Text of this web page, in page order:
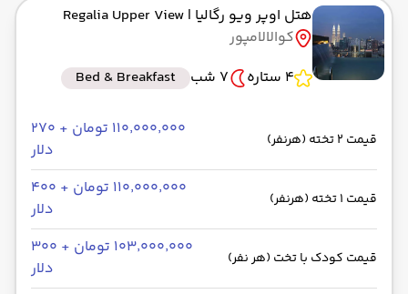
هتل اوپر ویو رگالیا | Regalia Upper View
کوالالامپور
4 ستاره
7 شب Bed & Breakfast
قیمت 2 تخته (هرنفر)
۱۱۰٬۰۰۰٬۰۰۰ تومان + ۲۷۰
دلار
قیمت 1 تخته (هرنفر)
۱۱۰٬۰۰۰٬۰۰۰ تومان + ۴۰۰
دلار
قیمت کودک با تخت (هر نفر)
۱۰۳٬۰۰۰٬۰۰۰ تومان + ۳۰۰
دلار